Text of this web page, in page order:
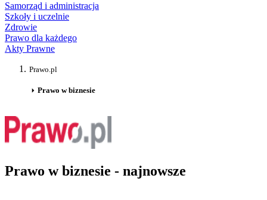
Samorząd i administracja
Szkoły i uczelnie
Zdrowie
Prawo dla każdego
Akty Prawne
Prawo.pl
Prawo w biznesie
Prawo w biznesie - najnowsze